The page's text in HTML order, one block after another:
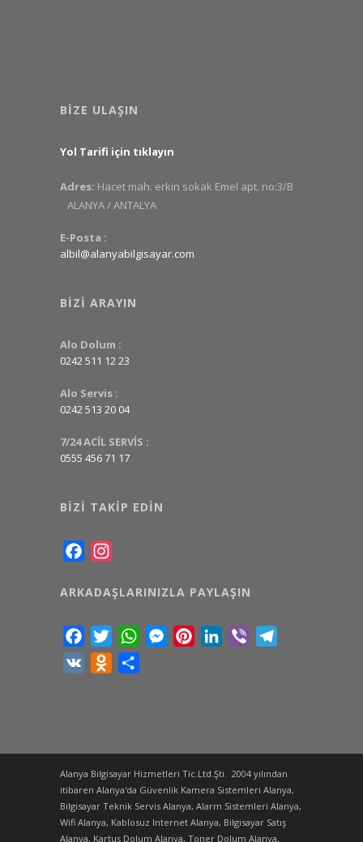
BIZE ULAŞIN
Yol Tarifi için tıklayın
Adres: Hacet mah. erkin sokak Emel apt. no:3/B
ALANYA / ANTALYA
E-Posta :
albil@alanyabilgisayar.com
BIZI ARAYIN
Alo Dolum :
0242 511 12 23
Alo Servis :
0242 513 20 04
7/24 ACİL SERVİS :
0555 456 71 17
BIZI TAKIP EDIN
Facebook
ARKADAŞLARINIZLA PAYLAŞIN
FacebookTwitterWhatsAppMessenger
PinterestLinkedIn
Viber
VK
Odnoklassniki
Alanya Bilgisayar Hizmetleri Tic.Ltd.Şti. 2004 yılından
itibaren Alanya'da Güvenlik Kamera Sistemleri Alanya,
Bilgisayar Teknik Servis Alanya, Alarm Sistemleri Alanya,
Wifi Alanya, Kablosuz Internet Alanya, Bilgisayar Satış
Alanya, Kartuş Dolum Alanya, Toner Dolum Alanya,